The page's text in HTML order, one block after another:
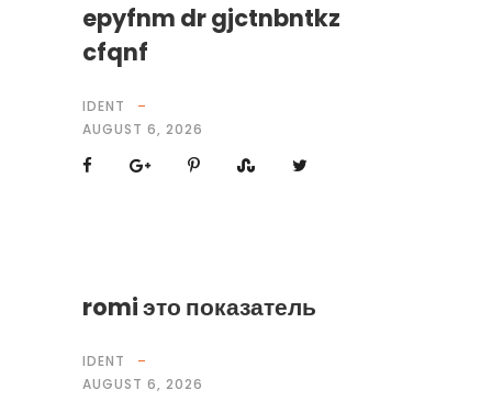
epyfnm dr gjctnbntkz
cfqnf
IDENT
AUGUST 6, 2026
romi это показатель
IDENT
AUGUST 6, 2026